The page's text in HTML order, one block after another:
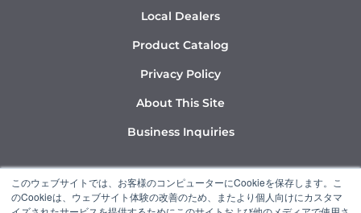
このウェブサイトでは、お客様のコンピューターにCookieを保存します。こ
のCookieは、ウェブサイト体験の改善のため、またより個人向けにカスタマ
Local Dealers
Product Catalog
Privacy Policy
About This Site
Business Inquiries
Y
o
I
n
L
i